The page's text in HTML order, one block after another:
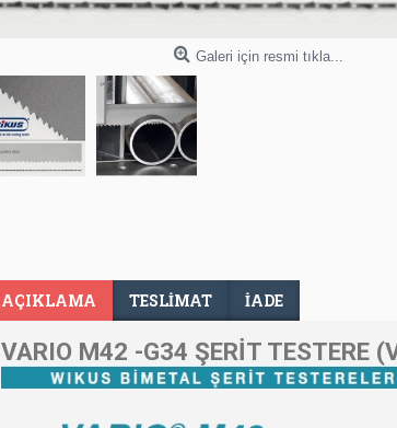
Galeri için resmi tıkla...
AÇIKLAMA TESLIMAT İADE
VARIO M42 -G34 ŞERİT TESTERE